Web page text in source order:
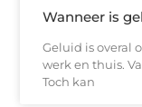
Wanneer is
Geluid is overal
werk en thuis.
Toch kan